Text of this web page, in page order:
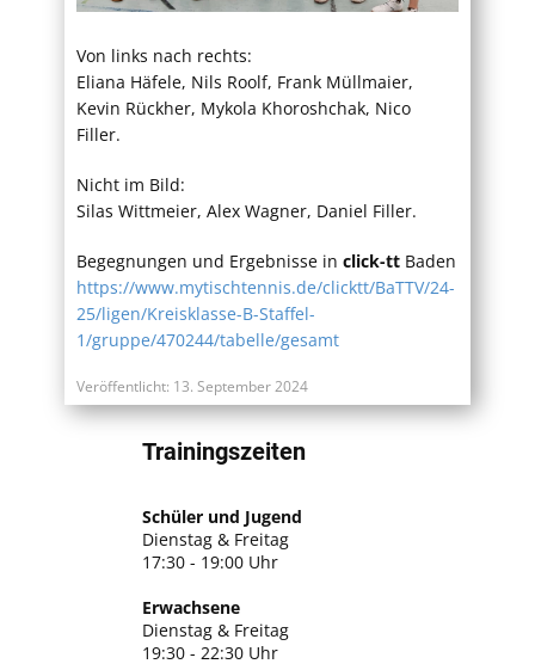
Von links nach rechts:
Eliana Häfele, Nils Roolf, Frank Müllmaier,
Kevin Rückher, Mykola Khoroshchak, Nico
Filler.
Nicht im Bild:
Silas Wittmeier, Alex Wagner, Daniel Filler.
Begegnungen und Ergebnisse in click-tt Baden
https://www.mytischtennis.de/clicktt/BaTTV/24-
25/ligen/Kreisklasse-B-Staffel-
1/gruppe/470244/tabelle/gesamt
Veröffentlicht: 13. September 2024
Trainingszeiten
Schüler und Jugend
Dienstag & Freitag
17:30 - 19:00 Uhr
Erwachsene
Dienstag & Freitag
19:30 - 22:30 Uhr